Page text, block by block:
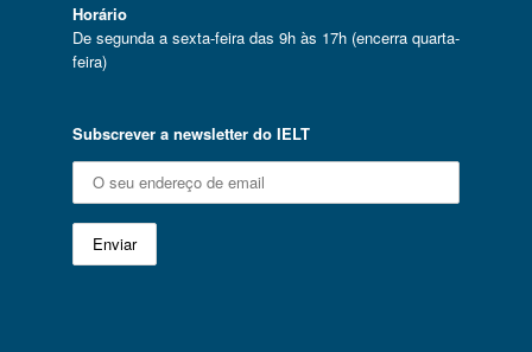
Horário
De segunda a sexta-feira das 9h às 17h (encerra quarta-
feira)
Subscrever a newsletter do IELT